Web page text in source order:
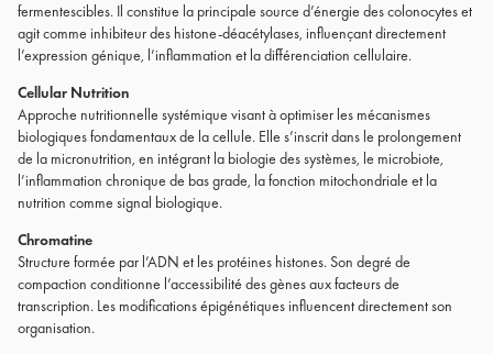
fermentescibles. Il constitue la principale source d’énergie des colonocytes et
agit comme inhibiteur des histone-déacétylases, influençant directement
l’expression génique, l’inflammation et la différenciation cellulaire.
Cellular Nutrition
Approche nutritionnelle systémique visant à optimiser les mécanismes
biologiques fondamentaux de la cellule. Elle s’inscrit dans le prolongement
de la micronutrition, en intégrant la biologie des systèmes, le microbiote,
l’inflammation chronique de bas grade, la fonction mitochondriale et la
nutrition comme signal biologique.
Chromatine
Structure formée par l’ADN et les protéines histones. Son degré de
compaction conditionne l’accessibilité des gènes aux facteurs de
transcription. Les modifications épigénétiques influencent directement son
organisation.